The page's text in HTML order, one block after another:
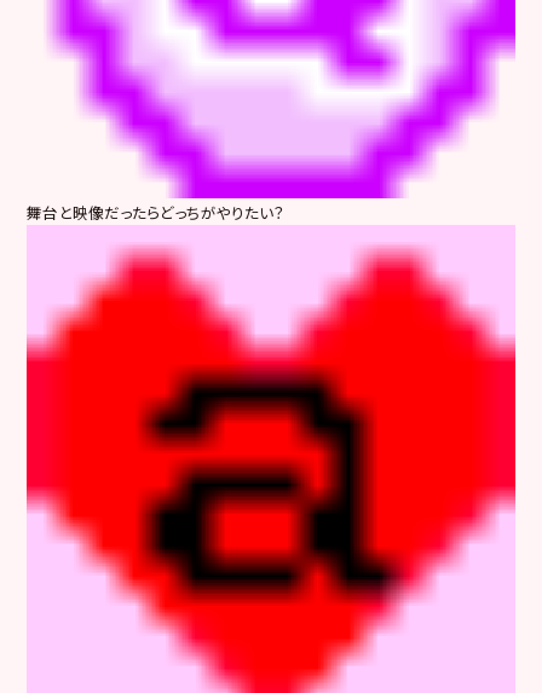
舞台と映像だったらどっちがやりたい？